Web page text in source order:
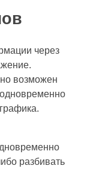
через
возможен
разбивать